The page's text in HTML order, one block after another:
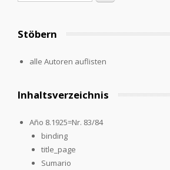
Stöbern
alle Autoren auflisten
Inhaltsverzeichnis
Año 8.1925=Nr. 83/84
binding
title_page
Sumario